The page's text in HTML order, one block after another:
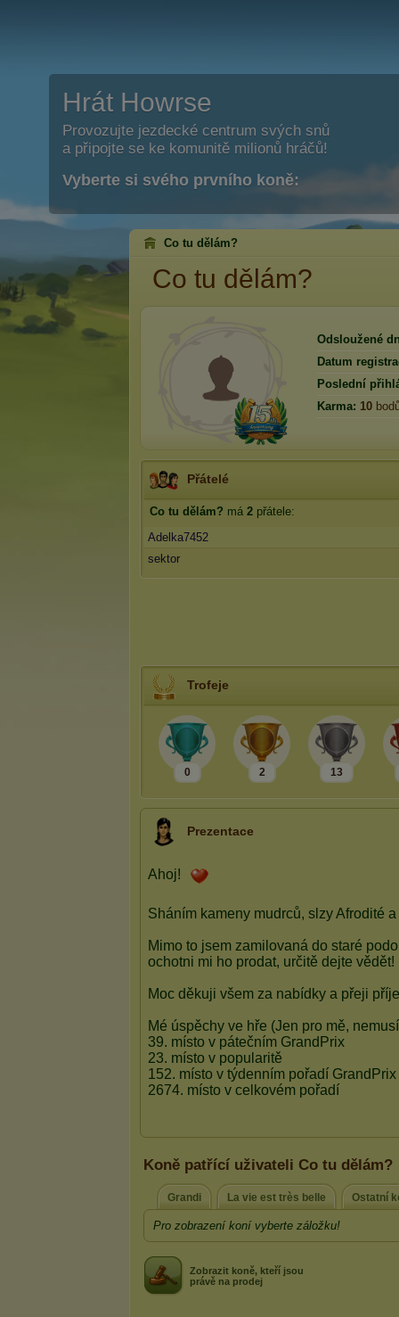
Hrát Howrse
Provozujte jezdecké centrum svých snů
a připojte se ke komunitě milionů hráčů!
Vyberte si svého prvního koně:
Co tu dělám?
Co tu dělám?
Odsloužené
Datum
Poslední
Karma: 10
Přátelé
Co tu dělám? má 2 přátele:
Adelka7452
sektor
Trofeje
0 2 13
Prezentace
Koně patřící uživateli Co tu dělám?
Grandi La vie est très belle Ostatní
Pro zobrazení koní vyberte záložku!
Zobrazit koně, kteří jsou
právě na prodej